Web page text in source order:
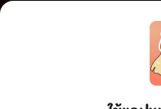
เว็บไซต์แห่งนี้ไม่ได้เห็นด้วยและไม่ขอรับผิด
วิจารณญาณในการกลั่นกรองด้วยตนเอง แล
กรุณาแจ้งมาที่ tunwalai@ookbee.com เพื่
ลิขสิทธิ์ตามพระราชบัญญัติลิขสิทธิ์ (ฉบับเพิ่ม